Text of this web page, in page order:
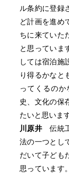
ル条約に登録
ど計画を進め
ちに来ていた
と思っていま
しては宿泊施
り得るかなと
ってくるの
史、文化の保
たいと思います
川原井 伝統
法の一つとし
だいて子ども
思っています